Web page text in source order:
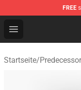
FREE
Open menu
Predecessor
Startseite/